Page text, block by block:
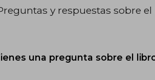
y respuestas sobre
una pregunta sobre el